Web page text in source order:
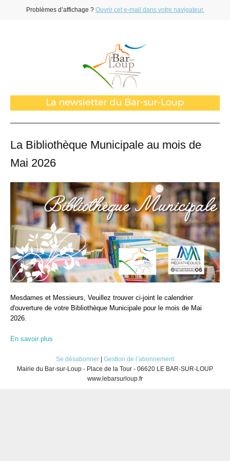
Problèmes d’affichage ? Ouvrir cet e-mail dans votre navigateur.
La Bibliothèque Municipale au mois de
Mai 2026
Mesdames et Messieurs, Veuillez trouver ci-joint le calendrier
d'ouverture de votre Bibliothèque Municipale pour le mois de Mai
2026.
En savoir plus
Se désabonner
Gestion de l’abonnement
Mairie du Bar-sur-Loup - Place de la Tour - 06620 LE BAR-SUR-LOUP
www.lebarsurloup.fr